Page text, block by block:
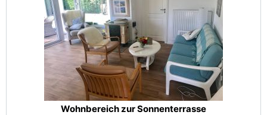
Wohnbereich zur Sonnenterrasse